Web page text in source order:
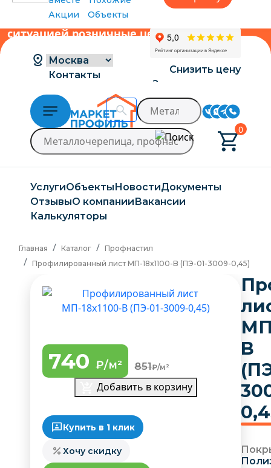
В связи с нестабильной курсовой
ситуацией розничные цены могут
меняться, просим Вас уточнять цены у
наших менеджеров.
Контакты
Снизить цену
Заказать расчет
Доставка и оплата
0
УслугиОбъектыНовостиДокументы
ОтзывыО компанииВакансии
Калькуляторы
Главная Каталог
Профнастил
Профилированный лист МП-18x1100-B (ПЭ-01-3009-0,45)
740 ₽/м² 851₽/м²
Добавить в корзину
Купить в 1 клик
Хочу скидку
B
Акции
Объекты